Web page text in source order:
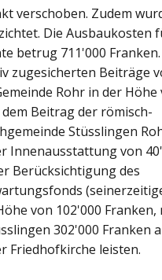
verschoben. Zudem
Die Ausbaukosten
betrug 711'000
zugesicherten Beiträge
Rohr in der
Beitrag der römisch-
Stüsslingen
Innenausstattung von
Berücksichtigung des
von 102'000 Franken,
302'000 Franken
Friedhofkirche leisten.